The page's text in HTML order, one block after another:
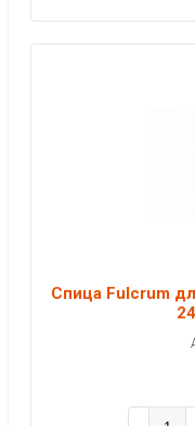
Спица Fulcrum